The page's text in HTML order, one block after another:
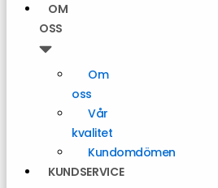
OM
OSS
Om
oss
Vår
kvalitet
Kundomdömen
KUNDSERVICE